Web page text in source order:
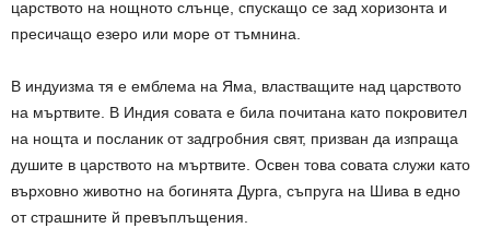
царството на нощното слънце, спускащо се зад хоризонта и
пресичащо езеро или море от тъмнина.
В индуизма тя е емблема на Яма, властващите над царството
на мъртвите. В Индия совата е била почитана като покровител
на нощта и посланик от задгробния свят, призван да изпраща
душите в царството на мъртвите. Освен това совата служи като
върховно животно на богинята Дурга, съпруга на Шива в едно
от страшните й превъплъщения.